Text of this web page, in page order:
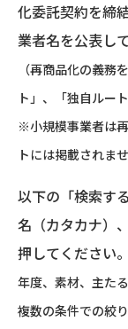
化委託契約を締
業者名を公表し
（再商品化の義務
ト」、「独自ルー
※小規模事業者は
トには掲載されませ
以下の「検索す
名（カタカナ）
押してください。
年度、素材、主た
複数の条件での絞